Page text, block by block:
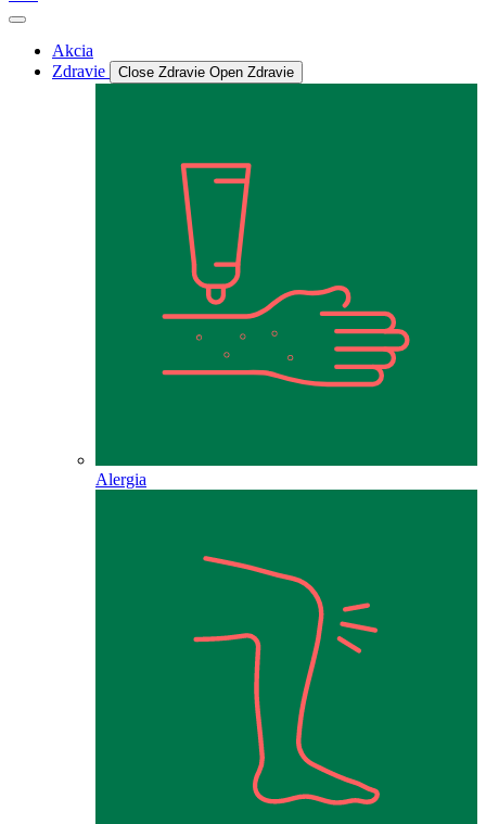
Akcia
Zdravie
Close Zdravie Open Zdravie
Alergia